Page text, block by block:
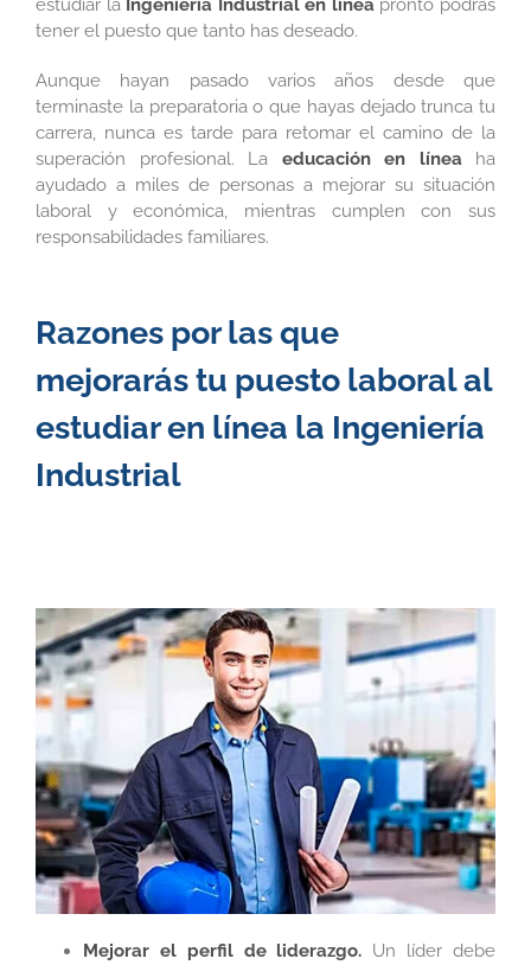
estudiar la Ingeniería Industrial en línea pronto podrás
tener el puesto que tanto has deseado.
Aunque hayan pasado varios años desde que
terminaste la preparatoria o que hayas dejado trunca tu
carrera, nunca es tarde para retomar el camino de la
superación profesional. La educación en línea ha
ayudado a miles de personas a mejorar su situación
laboral y económica, mientras cumplen con sus
responsabilidades familiares.
Razones por las que
mejorarás tu puesto laboral al
estudiar en línea la Ingeniería
Industrial
Mejorar el perfil de liderazgo. Un líder debe